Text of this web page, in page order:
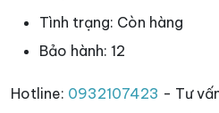
Tình trạng: Còn hàng
Bảo hành: 12
Hotline: 0932107423 - Tư